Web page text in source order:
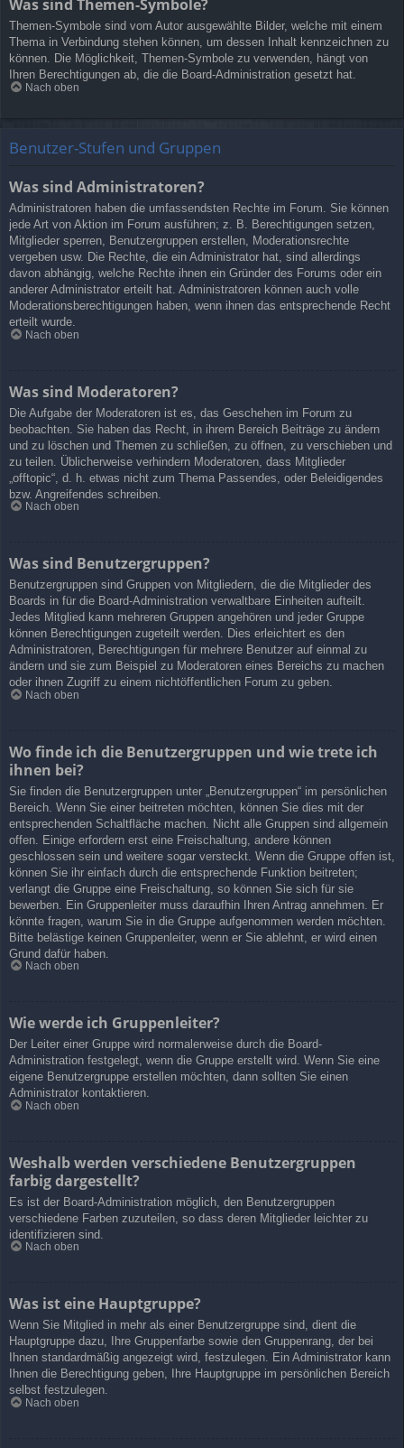
Was sind Themen-Symbole?
Themen-Symbole sind vom Autor ausgewählte Bilder, welche mit einem
Thema in Verbindung stehen können, um dessen Inhalt kennzeichnen zu
können. Die Möglichkeit, Themen-Symbole zu verwenden, hängt von
Ihren Berechtigungen ab, die die Board-Administration gesetzt hat.
Nach oben
Benutzer-Stufen und Gruppen
Was sind Administratoren?
Administratoren haben die umfassendsten Rechte im Forum. Sie können
jede Art von Aktion im Forum ausführen; z. B. Berechtigungen setzen,
Mitglieder sperren, Benutzergruppen erstellen, Moderationsrechte
vergeben usw. Die Rechte, die ein Administrator hat, sind allerdings
davon abhängig, welche Rechte ihnen ein Gründer des Forums oder ein
anderer Administrator erteilt hat. Administratoren können auch volle
Moderationsberechtigungen haben, wenn ihnen das entsprechende Recht
erteilt wurde.
Nach oben
Was sind Moderatoren?
Die Aufgabe der Moderatoren ist es, das Geschehen im Forum zu
beobachten. Sie haben das Recht, in ihrem Bereich Beiträge zu ändern
und zu löschen und Themen zu schließen, zu öffnen, zu verschieben und
zu teilen. Üblicherweise verhindern Moderatoren, dass Mitglieder
„offtopic“, d. h. etwas nicht zum Thema Passendes, oder Beleidigendes
bzw. Angreifendes schreiben.
Nach oben
Was sind Benutzergruppen?
Benutzergruppen sind Gruppen von Mitgliedern, die die Mitglieder des
Boards in für die Board-Administration verwaltbare Einheiten aufteilt.
Jedes Mitglied kann mehreren Gruppen angehören und jeder Gruppe
können Berechtigungen zugeteilt werden. Dies erleichtert es den
Administratoren, Berechtigungen für mehrere Benutzer auf einmal zu
ändern und sie zum Beispiel zu Moderatoren eines Bereichs zu machen
oder ihnen Zugriff zu einem nichtöffentlichen Forum zu geben.
Nach oben
Wo finde ich die Benutzergruppen und wie trete ich
ihnen bei?
Sie finden die Benutzergruppen unter „Benutzergruppen“ im persönlichen
Bereich. Wenn Sie einer beitreten möchten, können Sie dies mit der
entsprechenden Schaltfläche machen. Nicht alle Gruppen sind allgemein
offen. Einige erfordern erst eine Freischaltung, andere können
geschlossen sein und weitere sogar versteckt. Wenn die Gruppe offen ist,
können Sie ihr einfach durch die entsprechende Funktion beitreten;
verlangt die Gruppe eine Freischaltung, so können Sie sich für sie
bewerben. Ein Gruppenleiter muss daraufhin Ihren Antrag annehmen. Er
könnte fragen, warum Sie in die Gruppe aufgenommen werden möchten.
Bitte belästige keinen Gruppenleiter, wenn er Sie ablehnt, er wird einen
Grund dafür haben.
Nach oben
Wie werde ich Gruppenleiter?
Der Leiter einer Gruppe wird normalerweise durch die Board-
Administration festgelegt, wenn die Gruppe erstellt wird. Wenn Sie eine
eigene Benutzergruppe erstellen möchten, dann sollten Sie einen
Administrator kontaktieren.
Nach oben
Weshalb werden verschiedene Benutzergruppen
farbig dargestellt?
Es ist der Board-Administration möglich, den Benutzergruppen
verschiedene Farben zuzuteilen, so dass deren Mitglieder leichter zu
identifizieren sind.
Nach oben
Was ist eine Hauptgruppe?
Wenn Sie Mitglied in mehr als einer Benutzergruppe sind, dient die
Hauptgruppe dazu, Ihre Gruppenfarbe sowie den Gruppenrang, der bei
Ihnen standardmäßig angezeigt wird, festzulegen. Ein Administrator kann
Ihnen die Berechtigung geben, Ihre Hauptgruppe im persönlichen Bereich
selbst festzulegen.
Nach oben